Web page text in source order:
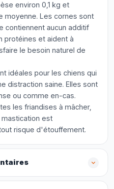
environ 0,1 kg et
moyenne. Les cornes sont
contiennent aucun additif
protéines et aident à
le besoin naturel de
idéales pour les chiens qui
distraction saine. Elles sont
ou comme en-cas.
les friandises à mâcher,
mastication est
risque d'étouffement.